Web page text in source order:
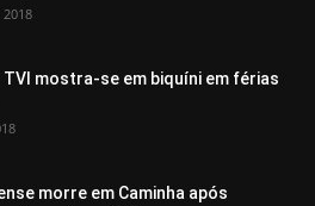
TVI mostra-se em biquíni em férias
morre em Caminha após